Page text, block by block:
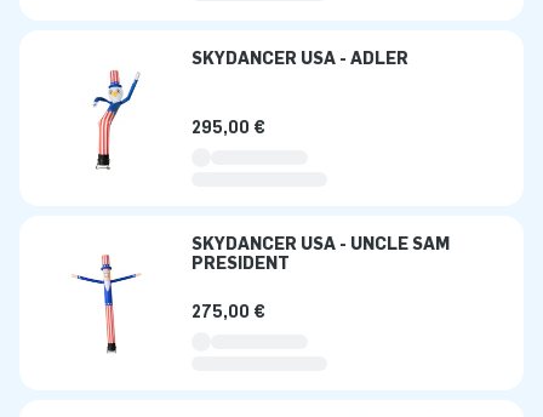
SKYDANCER USA - ADLER
295,00 €
SKYDANCER USA - UNCLE SAM
PRESIDENT
275,00 €